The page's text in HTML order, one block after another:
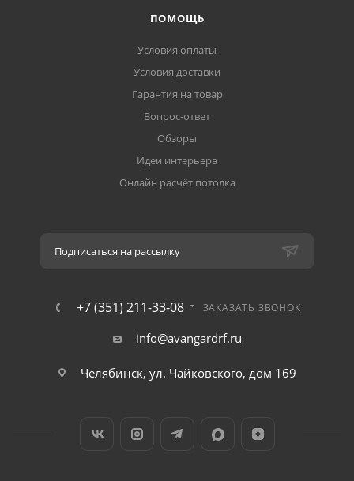
ПОМОЩЬ
Условия оплаты
Условия доставки
Гарантия на товар
Вопрос-ответ
Обзоры
Идеи интерьера
Онлайн расчёт потолка
Подписаться на рассылку
+7 (351) 211-33-08 ЗАКАЗАТЬ ЗВОНОК
info@avangardrf.ru
Челябинск, ул. Чайковского, дом 169